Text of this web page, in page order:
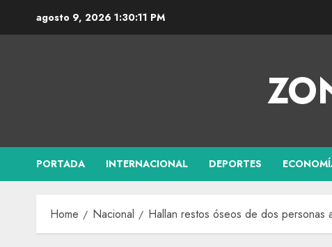
agosto 9, 2026 1:30:12 PM
PORTADA INTERNACIONAL DEPORTES
Home Nacional Hallan restos óseos de dos personas